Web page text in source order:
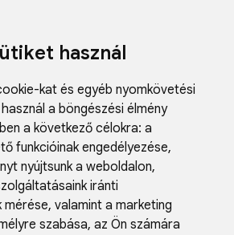
használ
kat és egyéb nyomkövetési
a böngészési élmény
a következő célokra: a
funkcióinak engedélyezése,
nyújtsunk a weboldalon,
iránti
mérése, valamint a marketing
szabása, az Ön számára